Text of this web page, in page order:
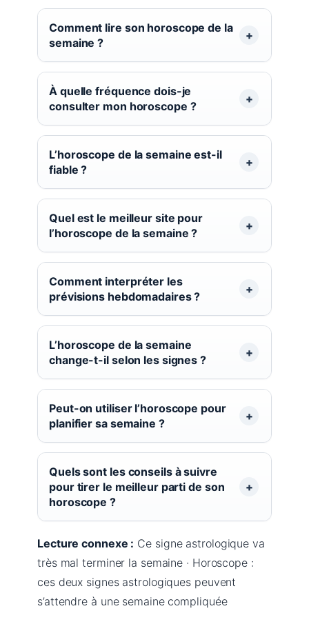
Comment lire son horoscope de la
semaine ?
À quelle fréquence dois-je
consulter mon horoscope ?
L’horoscope de la semaine est-il
fiable ?
Quel est le meilleur site pour
l’horoscope de la semaine ?
Comment interpréter les
prévisions hebdomadaires ?
L’horoscope de la semaine
change-t-il selon les signes ?
Peut-on utiliser l’horoscope pour
planifier sa semaine ?
Quels sont les conseils à suivre
pour tirer le meilleur parti de son
horoscope ?
Lecture connexe : Ce signe astrologique va
très mal terminer la semaine · Horoscope :
ces deux signes astrologiques peuvent
s’attendre à une semaine compliquée